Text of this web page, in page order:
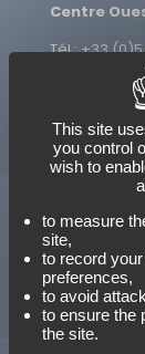
Centre
Tél : +33
Mail :
NOUS
This site
you control
wish to
to measure
site,
to record
preferences,
to avoid
to ensure the
the site.